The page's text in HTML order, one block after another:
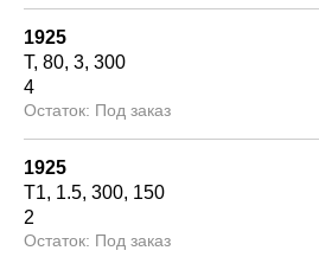
1925
Т 80 3 300
4
Под заказ
1925
Т1 1.5 300 150
2
Под заказ